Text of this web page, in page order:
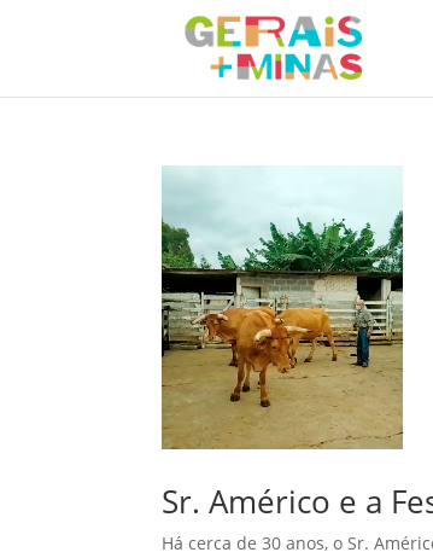
Sr. Américo e a
Há cerca de 30 anos, o Sr.